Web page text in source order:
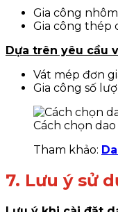
Gia công
Gia công thép
Dựa trên yêu cầu
Vát mép đơn
Gia công số
Cách chọn
Tham khảo:
7. Lưu ý sử